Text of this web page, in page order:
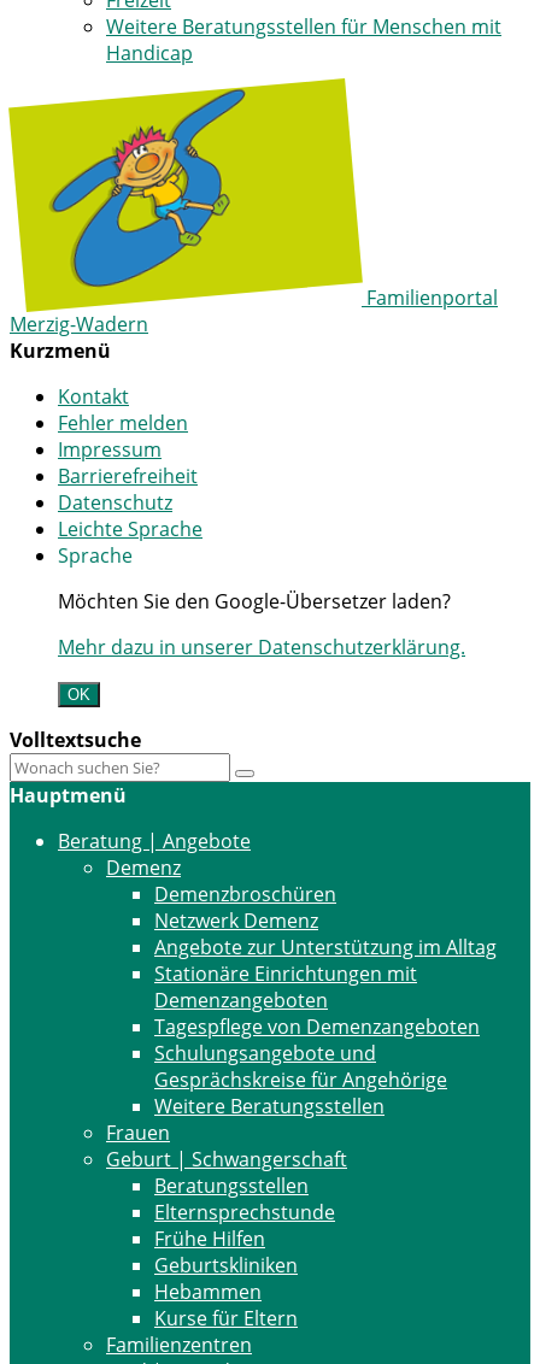
Weitere Beratungsstellen für Menschen mit
Handicap
Familienportal
Merzig-Wadern
Kurzmenü
Kontakt
Fehler melden
Impressum
Barrierefreiheit
Datenschutz
Leichte Sprache
Sprache
Möchten Sie den Google-Übersetzer laden?
Mehr dazu in unserer Datenschutzerklärung.
OK
Volltextsuche
Hauptmenü
Beratung | Angebote
Demenz
Demenzbroschüren
Netzwerk Demenz
Angebote zur Unterstützung im Alltag
Stationäre Einrichtungen mit
Demenzangeboten
Tagespflege von Demenzangeboten
Schulungsangebote und
Gesprächskreise für Angehörige
Weitere Beratungsstellen
Frauen
Geburt | Schwangerschaft
Beratungsstellen
Elternsprechstunde
Frühe Hilfen
Geburtskliniken
Hebammen
Kurse für Eltern
Familienzentren